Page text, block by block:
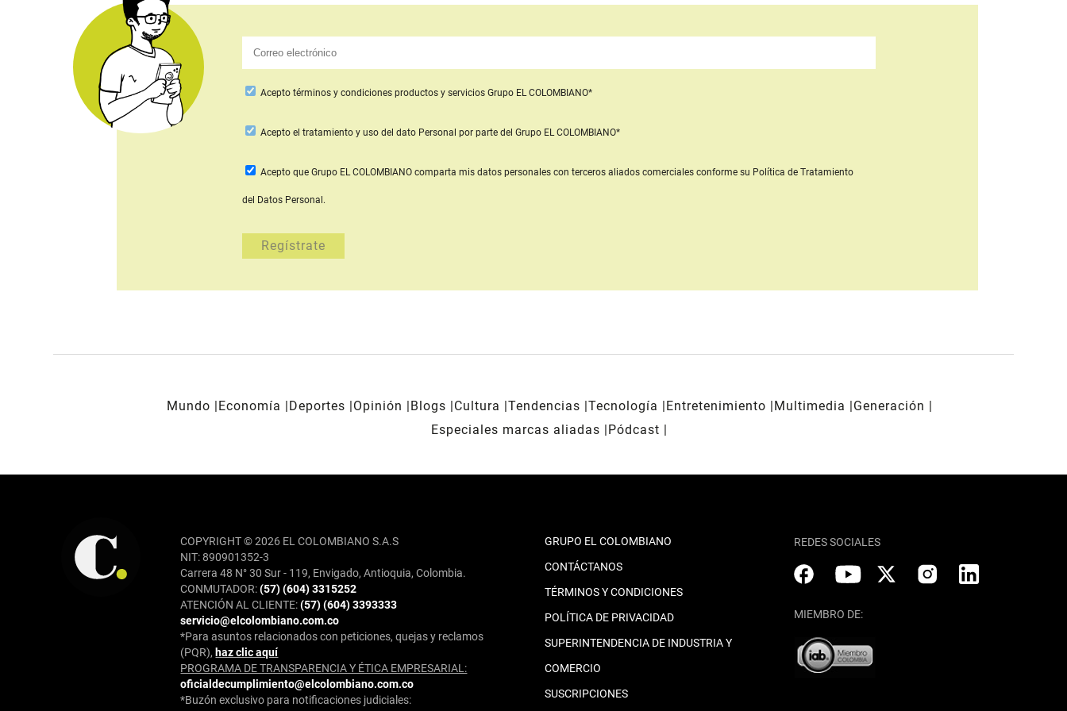
Acepto términos y condiciones productos y servicios Grupo EL COLOMBIANO*
Aceptoel tratamiento y uso del dato Personal por parte del Grupo EL COLOMBIANO*
Acepto que Grupo EL COLOMBIANO comparta mis datos personales con terceros aliados comercialesconforme su Política de Tratamiento
del Datos Personal.
Mundo Economía Deportes Opinión Blogs Cultura Tendencias Tecnología Entretenimiento Multimedia
Generación
Especiales marcas aliadas
Pódcast
COPYRIGHT © 2026 EL COLOMBIANO S.A.S
NIT: 890901352-3
Carrera 48 N° 30 Sur - 119, Envigado, Antioquia, Colombia.
CONMUTADOR:(57) (604) 3315252
ATENCIÓN AL CLIENTE:(57) (604) 3393333
servicio@elcolombiano.com.co
*Para asuntos relacionados con peticiones, quejas y reclamos
(PQR), haz clic aquí
PROGRAMA DE TRANSPARENCIA Y ÉTICA EMPRESARIAL:
oficialdecumplimiento@elcolombiano.com.co
*Buzón exclusivo para notificaciones judiciales:
GRUPO EL COLOMBIANO
CONTÁCTANOS
TÉRMINOS Y CONDICIONES
POLÍTICA DE PRIVACIDAD
SUPERINTENDENCIA DE INDUSTRIA Y
COMERCIO
SUSCRIPCIONES
REDES SOCIALES
MIEMBRO DE: